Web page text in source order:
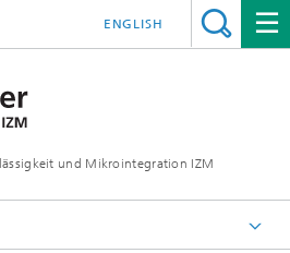
und Mikrointegration IZM
ENGLISH